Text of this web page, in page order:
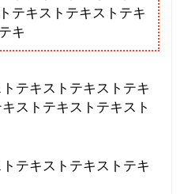
テキストテキストテキ
キ
テキストテキストテキ
ストテキストテキスト
テキストテキストテキ